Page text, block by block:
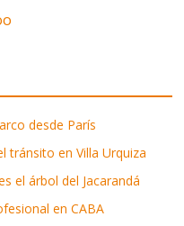
desde París
tránsito en Villa Urquiza
el árbol del Jacarandá
en CABA